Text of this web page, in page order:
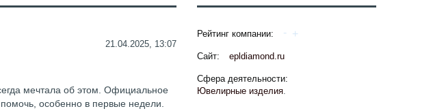
21.04.2025, 13:07
мечтала об этом. Официальное
особенно в первые недели.
Рейтинг компании:
Сайт: epldiamond.ru
Сфера деятельности:
Ювелирные изделия.